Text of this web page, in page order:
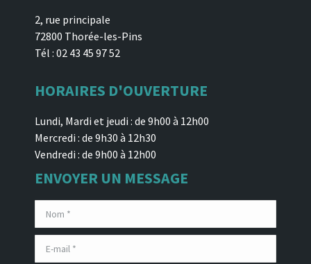
2, rue principale
72800 Thorée-les-Pins
Tél : 02 43 45 97 52
HORAIRES D'OUVERTURE
Lundi, Mardi et jeudi : de 9h00 à 12h00
Mercredi : de 9h30 à 12h30
Vendredi : de 9h00 à 12h00
ENVOYER UN MESSAGE